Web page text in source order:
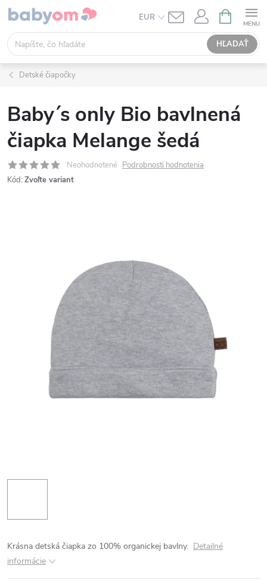
Prejsť
obsah
EUR
HĽADAŤ
KOŠÍK
Detské čiapočky
Baby´s only Bio bavlnená
čiapka Melange šedá
Neohodnotené Podrobnosti hodnotenia
Kód: Zvoľte variant
Krásna detská čiapka zo 100% organickej bavlny. Detailné
informácie